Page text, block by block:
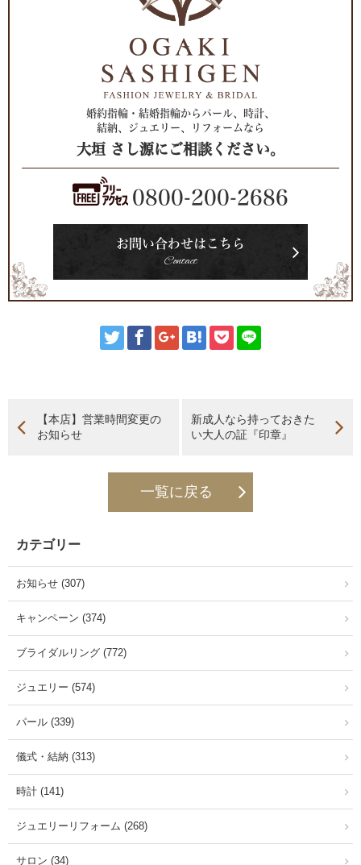
婚約指輪・結婚指輪からパール、時計、
結納、ジュエリー、リフォームなら
大垣 さし源にご相談ください。
0800-200-2686
お問い合わせはこちら
Contact
【本店】営業時間変更の
お知らせ
新成人なら持っておきた
い大人の証『印章』
一覧に戻る
カテゴリー
お知らせ (307)
キャンペーン (374)
ブライダルリング (772)
ジュエリー (574)
パール (339)
儀式・結納 (313)
時計 (141)
ジュエリーリフォーム (268)
サロン (34)